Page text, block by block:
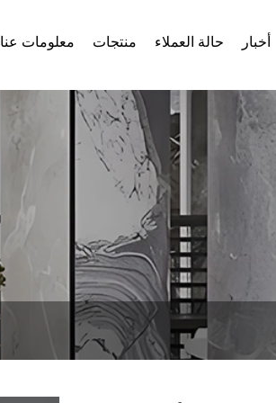
معلومات عنا منتجات حالة العملاء أخبار